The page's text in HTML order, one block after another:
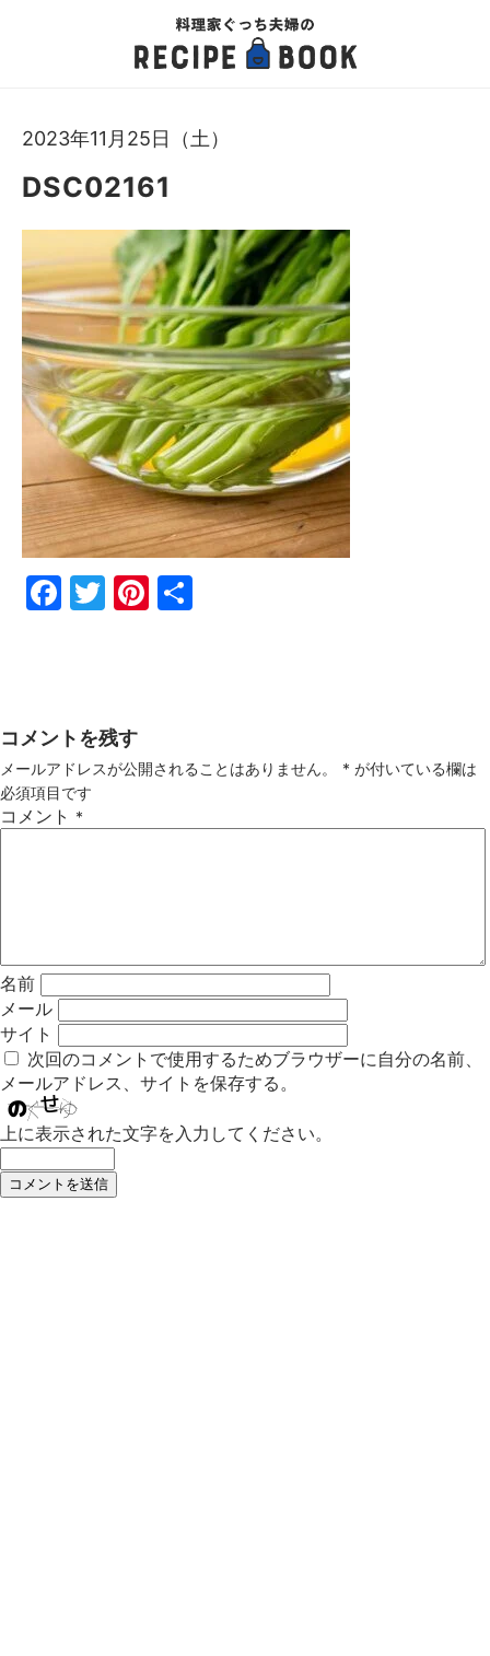
2023年11月25日（土）
DSC02161
Fac
Twi
Pin
コメントを残す
メールアドレスが公開されることはありません。 * が付いている欄は
必須項目です
コメント *
名前
メール
サイト
次回のコメントで使用するためブラウザーに自分の名前、
メールアドレス、サイトを保存する。
上に表示された文字を入力してください。